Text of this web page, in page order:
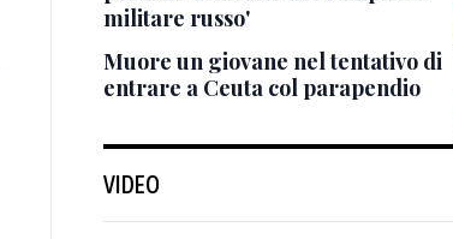
militare russo'
Muore un giovane nel tentativo di
entrare a Ceuta col parapendio
VIDEO